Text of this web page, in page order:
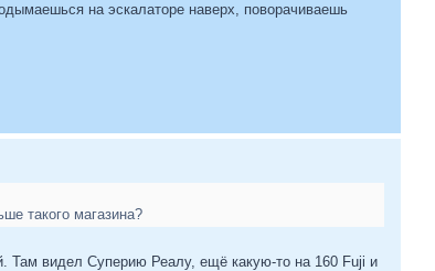
на эскалаторе наверх, поворачиваешь
такого магазина?
Там видел Суперию Реалу, ещё какую-то на 160 Fuji и